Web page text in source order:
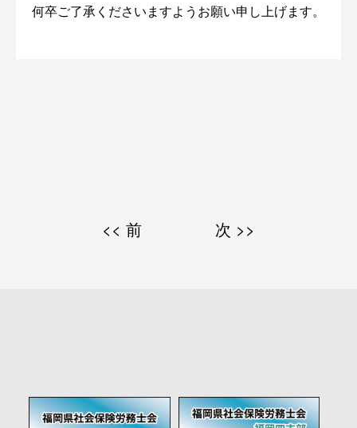
何卒ご了承くださいますようお願い申し上げます。
<< 前 次 >>